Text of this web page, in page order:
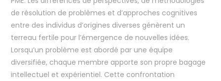
de résolution de problèmes et d’approches cognitives
entre des individus d’origines diverses génèrent un
terreau fertile pour l’émergence de nouvelles idées.
Lorsqu’un problème est abordé par une équipe
diversifiée, chaque membre apporte son propre bagage
intellectuel et expérientiel. Cette confrontation